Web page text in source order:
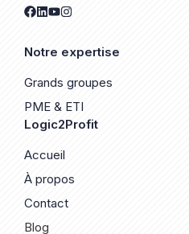
Notre expertise
Grands groupes
PME & ETI
Logic2Profit
Accueil
À propos
Contact
Blog